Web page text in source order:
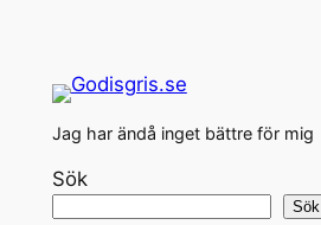
Jag har ändå inget bättre för mig
Sök
Sök